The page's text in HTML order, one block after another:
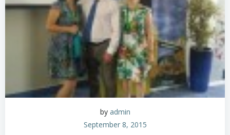
by admin
September 8, 2015